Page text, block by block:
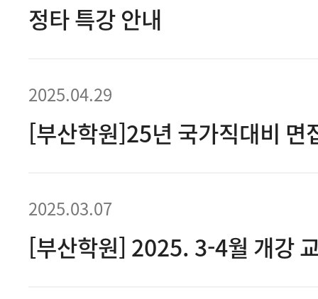
정타 특강 안내
2025.04.29
[부산학원]25년 국가직대비 면
2025.03.07
[부산학원] 2025. 3-4월 개강